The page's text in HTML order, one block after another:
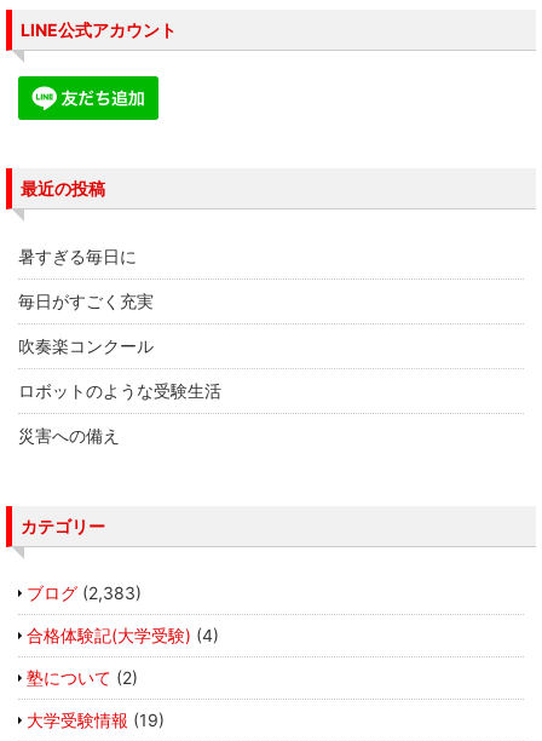
LINE公式アカウント
最近の投稿
暑すぎる毎日に
毎日がすごく充実
吹奏楽コンクール
ロボットのような受験生活
災害への備え
カテゴリー
ブログ (2,383)
合格体験記(大学受験) (4)
塾について (2)
大学受験情報 (19)